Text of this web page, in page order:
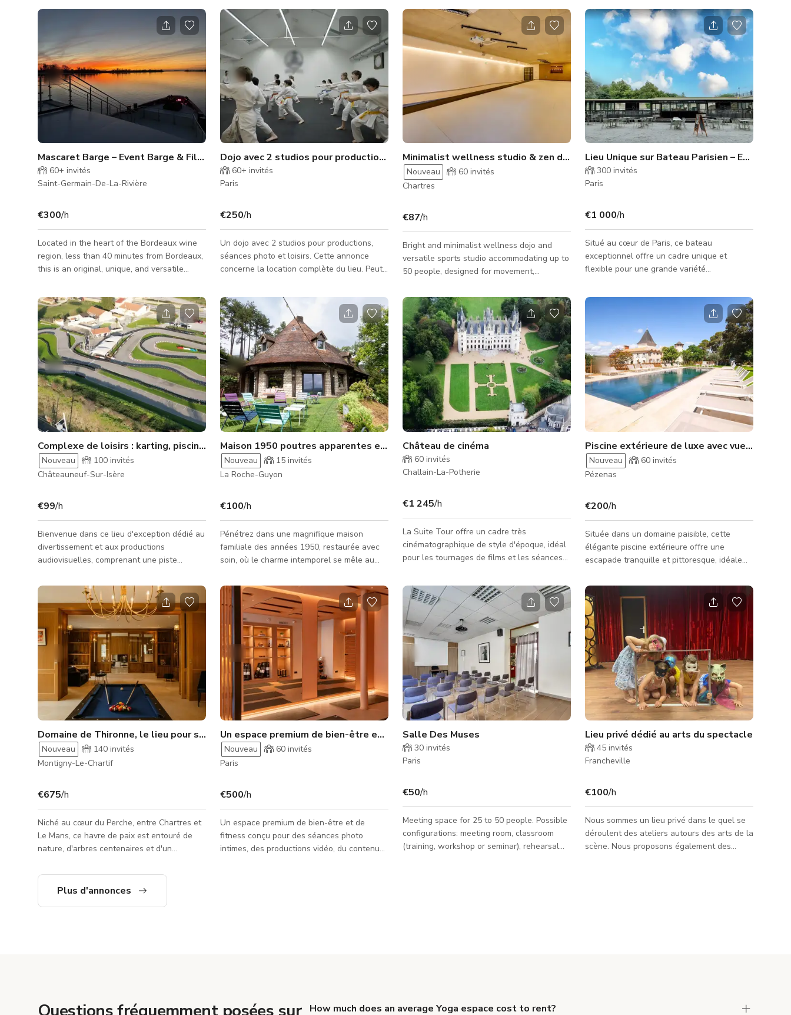
minimaliste avec une disposition ouverte qui
soutient à la fois les séances de fitness et
les productions créatives. La lumière
naturelle renforce l'atmosphère apaisante
du studio, le rendant idéal pour les
tournages de bien-être, le contenu fitness
et les productions lifestyle. Équipé de
machines reformer et c
espaces modulables pour vos productions,
réunions et événements. Située face aux
emblématiques marais salants roses de
Salin-de-Giraud, cette propriété offre un
décor exceptionnel pour vos tournages de
films, séances photo, publicités, clips
musicaux, contenus de marque et
événements d'entreprise. Le site propose
une variété d
également en location complète. Peut
accueillir au moins 40 personnes. Idéal pour
des scènes impliquant une salle de sport ou
un dojo. Peut accueillir des équipes de
production et du matériel. Faites-nous savoir
ce dont vous avez besoin et quand vous en
avez besoin !
Mascaret Barge – Event Barge & Filming Location on the banks
60+ invités
Saint-Germain-De-La-Rivière
€300/h
Located in the heart of the Bordeaux wine
region, less than 40 minutes from Bordeaux,
this is an original, unique, and versatile
hosting professional or private events.
Housed on a renovated, de-motorized 55-
meter barge, it offers over 300 square
meters of modular spaces and an
exceptional 250-square-meter rooftop with
panoramic views of the Dordogne River : a
rare setting blending authenticity, a riverside
atmosphere, and modern amenities. The site
c
Dojo avec 2 studios pour productions
60+ invités
Paris
€250/h
Un dojo avec 2 studios pour productions,
séances photo et loisirs. Cette annonce
concerne la location complète du lieu. Peut
des scènes impliquant une salle de sport ou
un dojo. Peut accueillir des équipes de
production et du matériel. Faites-nous savoir
ce dont vous avez besoin et quand vous en
avez besoin !
Minimalist wellness studio & zen dojo
Nouveau 60 invités
Chartres
€87/h
Bright and minimalist wellness dojo and
versatile sports studio accommodating up to
50 people, designed for movement,
space This high-end and flexible studio
features a sleek and minimalist design, with
a fully padded floor, warm wooden panels,
and soft ambient lighting. Its open, column-
free space comfortably accommodates up to
50 people and is perfectly suited for martial
arts, yoga, pilates, and fitness sessions.
Community and solidarity initiative
Lieu Unique sur Bateau Parisien – Espace Flexible pour Événements
300 invités
Paris
€1 000/h
Situé au cœur de Paris, ce bateau
exceptionnel offre un cadre unique et
flexible pour une grande variété
de la Fashion Week de Paris aux séminaires
d'entreprise, célébrations privées,
rassemblements sociaux et événements de
réseautage, le lieu peut être adapté à vos
besoins et votre vision. Le bateau dispose
de plusieurs ponts offrant des espaces
distincts pour différents usages, incluant
des salons intérieurs spacieux et des terras
Complexe de loisirs : karting, piscine et plus
Nouveau 100 invités
Châteauneuf-Sur-Isère
€99/h
Bienvenue dans ce lieu d'exception dédié au
divertissement et aux productions
audiovisuelles, comprenant une piste
par des professionnels. Cette vaste
propriété allie harmonieusement adrénaline
et détente, tout en offrant de larges vues
panoramiques sur la campagne
environnante. En plus de son
impressionnante piste de course
entièrement éclairée, le site dispose d'un
parcours de mini-golf immersif de 18 trous,
d'un magnifique espace piscine
Maison 1950 poutres apparentes et vue sur la vallée de Seine
Nouveau 15 invités
La Roche-Guyon
€100/h
Pénétrez dans une magnifique maison
familiale des années 1950, restaurée avec
soin, où le charme intemporel se mêle au
du propriétaire et rénovée avec goût, cette
propriété unique met en valeur des
éléments architecturaux d'origine, tels que
des poutres apparentes, des portes
anciennes, des sols en terre cuite, des
accents de pierre apparente et une superbe
cheminée en pierre de monastère. Le cœur
de la maison est un vaste espace
Château de cinéma
60 invités
Challain-La-Potherie
€1 245/h
La Suite Tour offre un cadre très
cinématographique de style d'époque, idéal
pour les tournages de films et les séances
king-size (220 cm) drapé de soie avec des
rideaux flottants qui créent une profondeur
visuelle douce et stratifiée à l'image. Une
cheminée décorative ornée de bougies
ajoute chaleur et éclairage d'ambiance, ce
qui la rend parfaite pour les scènes
romantiques, les productions historiques ou
les séances de style de vie d
Piscine extérieure de luxe avec vues pittoresques, chaises longues & parasols
Nouveau 60 invités
Pézenas
€200/h
Située dans un domaine paisible, cette
élégante piscine extérieure offre une
escapade tranquille et pittoresque, idéale
sessions de bien-être et l'usage privé de
loisirs. La piscine n'est pas chauffée et
convient pour une utilisation confortable
sauf pendant la saison hivernale. Elle est
entourée de vues sur la campagne ouverte,
créant un décor calme et visuellement
saisissant pour toute production ou
rassemblement. L'espace piscine est conç
Domaine de Thironne, le lieu pour se connecter et s'évader
Nouveau 140 invités
Montigny-Le-Chartif
€675/h
Niché au cœur du Perche, entre Chartres et
Le Mans, ce havre de paix est entouré de
nature, d'arbres centenaires et d'un
vos événements, retraites, productions et
escapades. La propriété se divise en trois
Un espace premium de bien-être et de fitness
Nouveau 60 invités
Paris
€500/h
Un espace premium de bien-être et de
fitness conçu pour des séances photo
intimes, des productions vidéo, du contenu
Salle Des Muses
30 invités
Paris
€50/h
Meeting space for 25 to 50 people. Possible
configurations: meeting room, classroom
(training, workshop or seminar), rehearsal
Lieu privé dédié au arts du spectacle
45 invités
Francheville
€100/h
Nous sommes un lieu privé dans le quel se
déroulent des ateliers autours des arts de la
scène. Nous proposons également des
Plus d'annonces
How much does an average Yoga espace cost to rent?